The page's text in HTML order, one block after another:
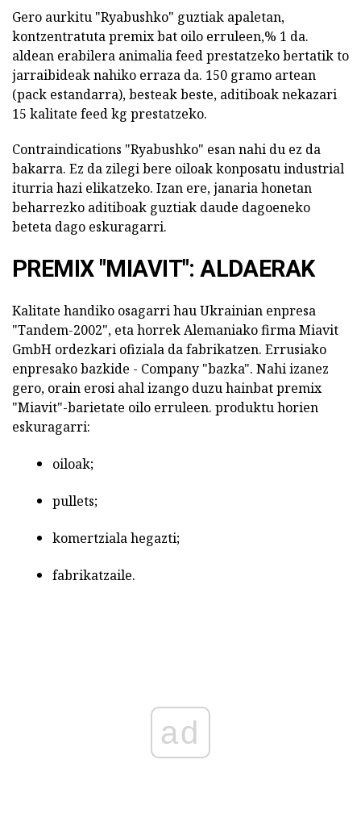
Gero aurkitu "Ryabushko" guztiak apaletan,
kontzentratuta premix bat oilo erruleen,% 1 da.
aldean erabilera animalia feed prestatzeko bertatik to
jarraibideak nahiko erraza da. 150 gramo artean
(pack estandarra), besteak beste, aditiboak nekazari
15 kalitate feed kg prestatzeko.
Contraindications "Ryabushko" esan nahi du ez da
bakarra. Ez da zilegi bere oiloak konposatu industrial
iturria hazi elikatzeko. Izan ere, janaria honetan
beharrezko aditiboak guztiak daude dagoeneko
beteta dago eskuragarri.
PREMIX "MIAVIT": ALDAERAK
Kalitate handiko osagarri hau Ukrainian enpresa
"Tandem-2002", eta horrek Alemaniako firma Miavit
GmbH ordezkari ofiziala da fabrikatzen. Errusiako
enpresako bazkide - Company "bazka". Nahi izanez
gero, orain erosi ahal izango duzu hainbat premix
"Miavit"-barietate oilo erruleen. produktu horien
eskuragarri:
oiloak;
pullets;
komertziala hegazti;
fabrikatzaile.
ad